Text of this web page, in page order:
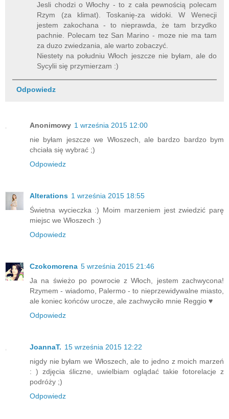
Jesli chodzi o Włochy - to z cała pewnością polecam
Rzym (za klimat). Toskanię-za widoki. W Wenecji
jestem zakochana - to nieprawda, że tam brzydko
pachnie. Polecam tez San Marino - moze nie ma tam
za duzo zwiedzania, ale warto zobaczyć.
Niestety na południu Włoch jeszcze nie byłam, ale do
Sycylii się przymierzam :)
Odpowiedz
Anonimowy 1 września 2015 12:00
nie byłam jeszcze we Włoszech, ale bardzo bardzo bym
chciała się wybrać ;)
Odpowiedz
Alterations 1 września 2015 18:55
Świetna wycieczka :) Moim marzeniem jest zwiedzić parę
miejsc we Włoszech :)
Odpowiedz
Czokomorena 5 września 2015 21:46
Ja na świeżo po powrocie z Włoch, jestem zachwycona!
Rzymem - wiadomo, Palermo - to nieprzewidywalne miasto,
ale koniec końców urocze, ale zachwyciło mnie Reggio ♥
Odpowiedz
JoannaT. 15 września 2015 12:22
nigdy nie byłam we Włoszech, ale to jedno z moich marzeń
: ) zdjęcia śliczne, uwielbiam oglądać takie fotorelacje z
podróży ;)
Odpowiedz